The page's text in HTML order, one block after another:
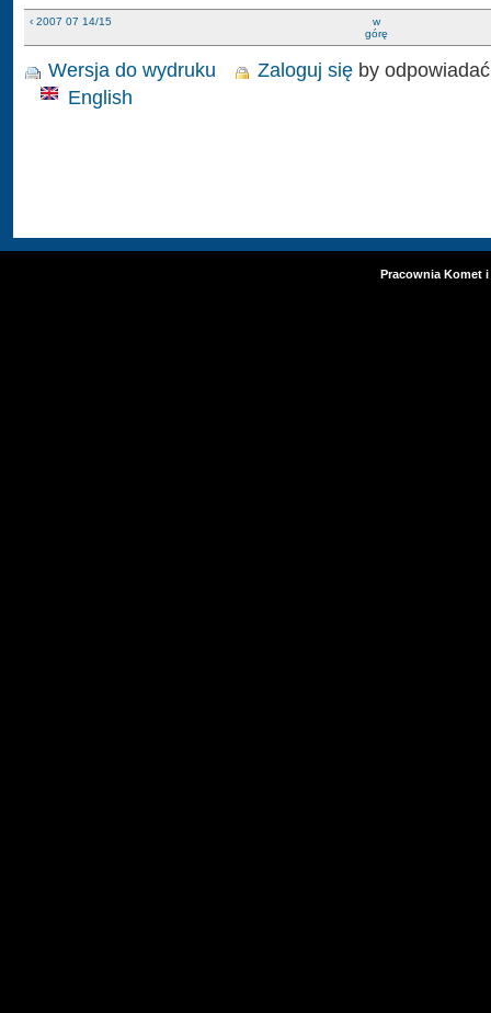
‹ 2007 07 14/15
w
górę
Wersja do wydruku Zaloguj się by odpowiadać
English
Pracownia Komet